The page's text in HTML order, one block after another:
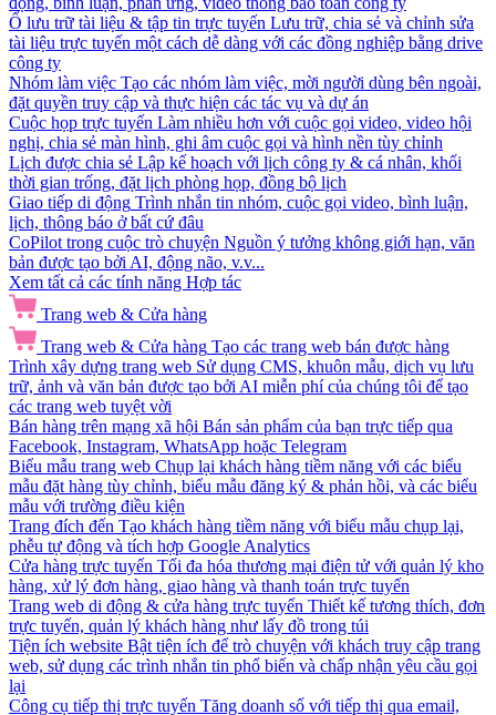
Ổ lưu trữ tài liệu & tập tin trực tuyến Lưu trữ, chia sẻ và chỉnh sửa
tài liệu trực tuyến một cách dễ dàng với các đồng nghiệp bằng drive
công ty
Nhóm làm việc Tạo các nhóm làm việc, mời người dùng bên ngoài,
đặt quyền truy cập và thực hiện các tác vụ và dự án
Cuộc họp trực tuyến Làm nhiều hơn với cuộc gọi video, video hội
nghị, chia sẻ màn hình, ghi âm cuộc gọi và hình nền tùy chỉnh
Lịch được chia sẻ Lập kế hoạch với lịch công ty & cá nhân, khối
thời gian trống, đặt lịch phòng họp, đồng bộ lịch
Giao tiếp di động Trình nhắn tin nhóm, cuộc gọi video, bình luận,
lịch, thông báo ở bất cứ đâu
CoPilot trong cuộc trò chuyện Nguồn ý tưởng không giới hạn, văn
bản được tạo bởi AI, động não, v.v...
Xem tất cả các tính năng Hợp tác
Trang web & Cửa hàng
Trang web & Cửa hàng Tạo các trang web bán được hàng
Trình xây dựng trang web Sử dụng CMS, khuôn mẫu, dịch vụ lưu
trữ, ảnh và văn bản được tạo bởi AI miễn phí của chúng tôi để tạo
các trang web tuyệt vời
Bán hàng trên mạng xã hội Bán sản phẩm của bạn trực tiếp qua
Facebook, Instagram, WhatsApp hoặc Telegram
Biểu mẫu trang web Chụp lại khách hàng tiềm năng với các biểu
mẫu đặt hàng tùy chỉnh, biểu mẫu đăng ký & phản hồi, và các biểu
mẫu với trường điều kiện
Trang đích đến Tạo khách hàng tiềm năng với biểu mẫu chụp lại,
phễu tự động và tích hợp Google Analytics
Cửa hàng trực tuyến Tối đa hóa thương mại điện tử với quản lý kho
hàng, xử lý đơn hàng, giao hàng và thanh toán trực tuyến
Trang web di động & cửa hàng trực tuyến Thiết kế tương thích, đơn
trực tuyến, quản lý khách hàng như lấy đồ trong túi
Tiện ích website Bật tiện ích để trò chuyện với khách truy cập trang
web, sử dụng các trình nhắn tin phổ biến và chấp nhận yêu cầu gọi
lại
Công cụ tiếp thị trực tuyến Tăng doanh số với tiếp thị qua email,